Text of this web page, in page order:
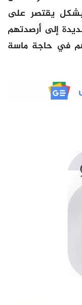
بشكل يقتصر على
إلى أرصدتهم
في حاجة ماسة